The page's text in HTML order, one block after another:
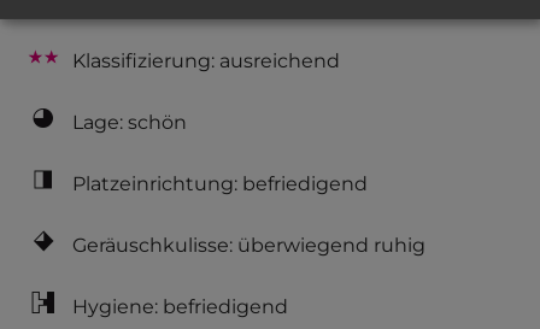
Klassifizierung: ausreichend
Lage: schön
Platzeinrichtung: befriedigend
Geräuschkulisse: überwiegend ruhig
Hygiene: befriedigend